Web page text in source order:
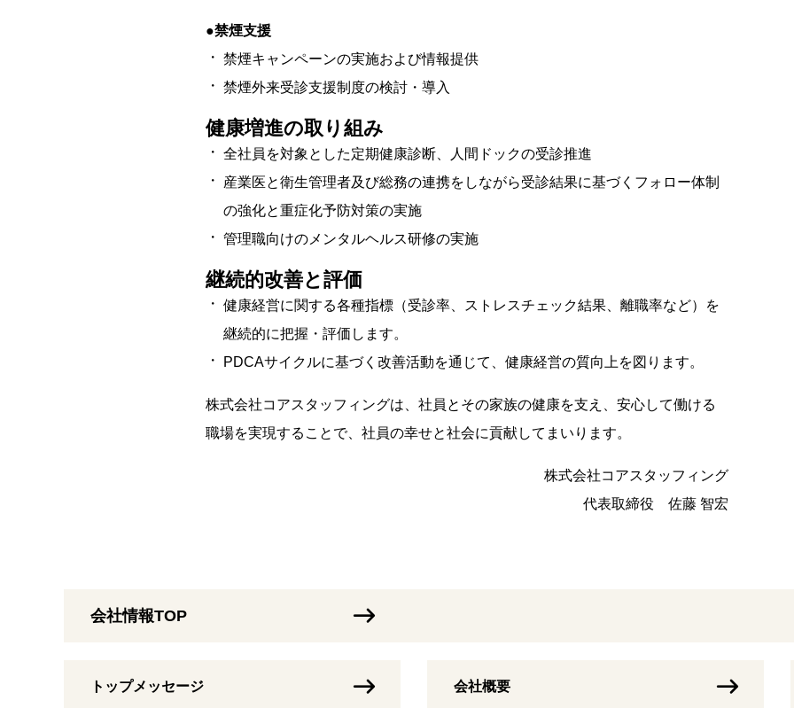
●禁煙支援
禁煙キャンペーンの実施および情報提供
禁煙外来受診支援制度の検討・導入
健康増進の取り組み
全社員を対象とした定期健康診断、人間ドックの受診推進
産業医と衛生管理者及び総務の連携をしながら受診結果に基づくフォロー体制
の強化と重症化予防対策の実施
管理職向けのメンタルヘルス研修の実施
継続的改善と評価
健康経営に関する各種指標（受診率、ストレスチェック結果、離職率など）を
継続的に把握・評価します。
PDCAサイクルに基づく改善活動を通じて、健康経営の質向上を図ります。
株式会社コアスタッフィングは、社員とその家族の健康を支え、安心して働ける
職場を実現することで、社員の幸せと社会に貢献してまいります。
株式会社コアスタッフィング
代表取締役 佐藤 智宏
会社情報TOP
トップメッセージ 会社概要